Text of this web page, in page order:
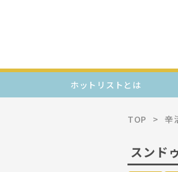
ホットリストとは
TOP 辛
スンド